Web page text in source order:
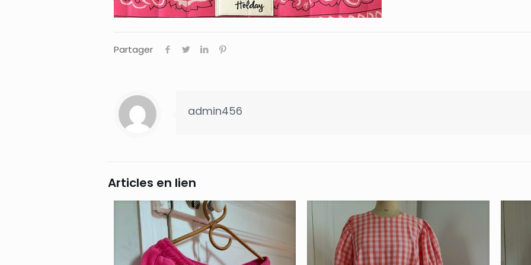
Partager
admin456
Articles en lien